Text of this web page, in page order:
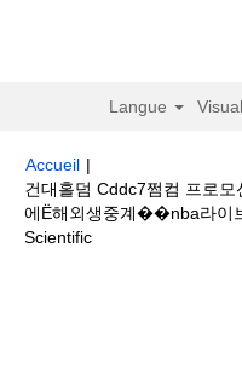
Langue
Accueil |
건대홀덤 Cddc7쩜컴 프로
에Ë해외생중계��nba라이
Scientific(page